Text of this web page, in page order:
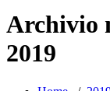
Archivio
2019